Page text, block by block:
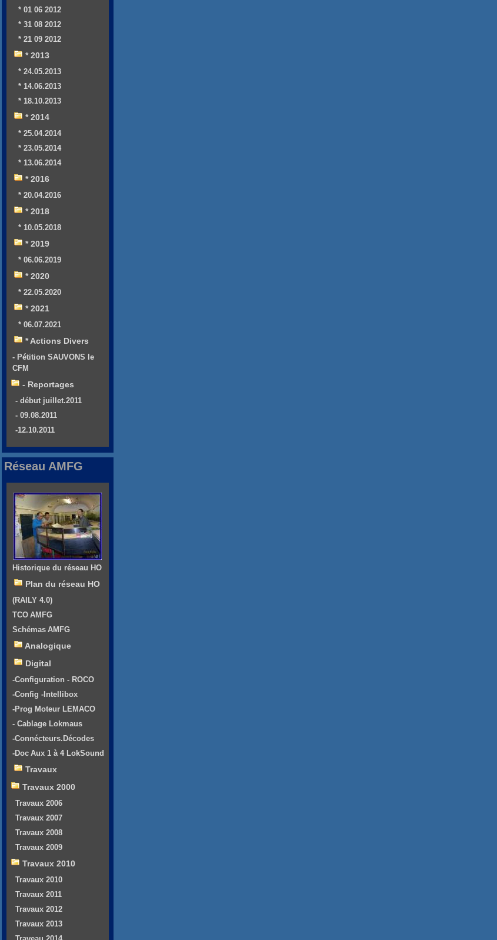
* 01 06 2012
* 31 08 2012
* 21 09 2012
* 2013
* 24.05.2013
* 14.06.2013
* 18.10.2013
* 2014
* 25.04.2014
* 23.05.2014
* 13.06.2014
* 2016
* 20.04.2016
* 2018
* 10.05.2018
* 2019
* 06.06.2019
* 2020
* 22.05.2020
* 2021
* 06.07.2021
* Actions Divers
- Pétition SAUVONS le
CFM
- Reportages
- début juillet.2011
- 09.08.2011
-12.10.2011
Réseau AMFG
Historique du réseau HO
Plan du réseau HO
(RAILY 4.0)
TCO AMFG
Schémas AMFG
Analogique
Digital
-Configuration - ROCO
-Config -Intellibox
-Prog Moteur LEMACO
- Cablage Lokmaus
-Connécteurs.Décodes
-Doc Aux 1 à 4 LokSound
Travaux
Travaux 2000
Travaux 2006
Travaux 2007
Travaux 2008
Travaux 2009
Travaux 2010
Travaux 2010
Travaux 2011
Travaux 2012
Travaux 2013